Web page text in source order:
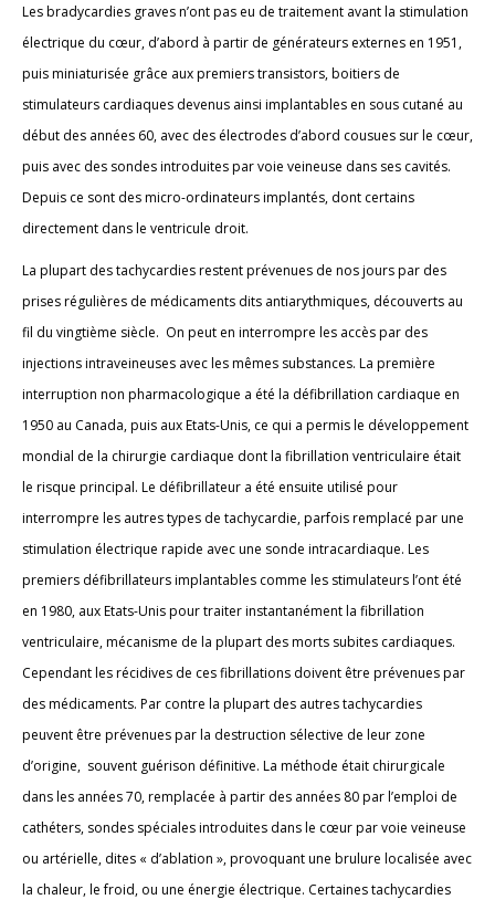
Les bradycardies graves n’ont pas eu de traitement avant la stimulation
électrique du cœur, d’abord à partir de générateurs externes en 1951,
puis miniaturisée grâce aux premiers transistors, boitiers de
stimulateurs cardiaques devenus ainsi implantables en sous cutané au
début des années 60, avec des électrodes d’abord cousues sur le cœur,
puis avec des sondes introduites par voie veineuse dans ses cavités.
Depuis ce sont des micro-ordinateurs implantés, dont certains
directement dans le ventricule droit.
La plupart des tachycardies restent prévenues de nos jours par des
prises régulières de médicaments dits antiarythmiques, découverts au
fil du vingtième siècle. On peut en interrompre les accès par des
injections intraveineuses avec les mêmes substances. La première
interruption non pharmacologique a été la défibrillation cardiaque en
1950 au Canada, puis aux Etats-Unis, ce qui a permis le développement
mondial de la chirurgie cardiaque dont la fibrillation ventriculaire était
le risque principal. Le défibrillateur a été ensuite utilisé pour
interrompre les autres types de tachycardie, parfois remplacé par une
stimulation électrique rapide avec une sonde intracardiaque. Les
premiers défibrillateurs implantables comme les stimulateurs l’ont été
en 1980, aux Etats-Unis pour traiter instantanément la fibrillation
ventriculaire, mécanisme de la plupart des morts subites cardiaques.
Cependant les récidives de ces fibrillations doivent être prévenues par
des médicaments. Par contre la plupart des autres tachycardies
peuvent être prévenues par la destruction sélective de leur zone
d’origine, souvent guérison définitive. La méthode était chirurgicale
dans les années 70, remplacée à partir des années 80 par l’emploi de
cathéters, sondes spéciales introduites dans le cœur par voie veineuse
ou artérielle, dites « d’ablation », provoquant une brulure localisée avec
la chaleur, le froid, ou une énergie électrique. Certaines tachycardies